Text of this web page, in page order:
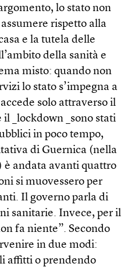
lo stato non
rispetto alla
e la tutela delle
della sanità e
misto: quando non
lo stato s’impegna a
solo attraverso il
_lockdown _sono stati
in poco tempo,
di Guernica (nella
è andata avanti quattro
si muovessero per
Il governo parla di
sanitarie. Invece, per il
fa niente”. Secondo
in due modi:
affitti o prendendo